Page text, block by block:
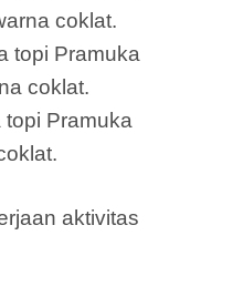
coklat.
topi Pramuka
coklat.
Pramuka
aktivitas